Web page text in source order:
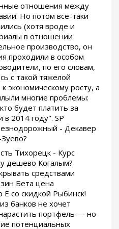
отношения между
Но потом все-таки
(хотя вроде и
в отношении
производство, он
проходили в особом
по его словам,
с такой тяжелой
экономическому росту, а
многие проблемы:
будет платить за
2014 году". SP
- Декавер
Тихорецк - Курс
дешево Когалым?
средствами
Бета цена
Е со скидкой Рыбинск!
банков не хочет
портфель — но
потенциальных